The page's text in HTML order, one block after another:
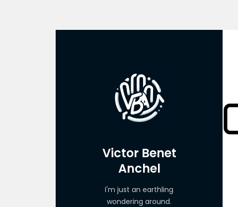
Victor Benet
Anchel
I'm just an earthling
wondering around.